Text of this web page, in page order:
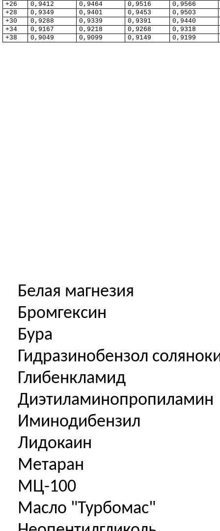
+26
0,9412 0,9464 0,9516
0,9566
+28
0,9349 0,9401 0,9453
0,9503
+30
0,9288 0,9339 0,9391
0,9440
+34
0,9167 0,9218 0,9268
0,9318
+38
0,9049 0,9099 0,9149 0,9199
Белая магнезия
Бромгексин
Бура
Гидразинобензол
Глибенкламид
Диэтиламинопропиламин
Иминодибензил
Лидокаин
Метаран
МЦ-100
Масло "Турбомас"